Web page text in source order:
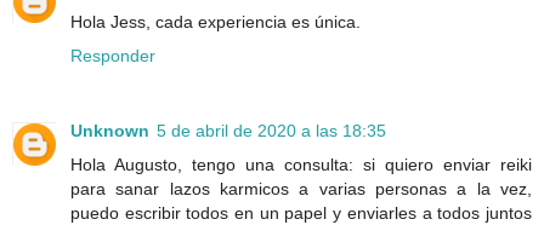
Hola Jess, cada experiencia es única.
Responder
Unknown 5 de abril de 2020 a las 18:35
Hola Augusto, tengo una consulta: si quiero enviar reiki
para sanar lazos karmicos a varias personas a la vez,
puedo escribir todos en un papel y enviarles a todos juntos